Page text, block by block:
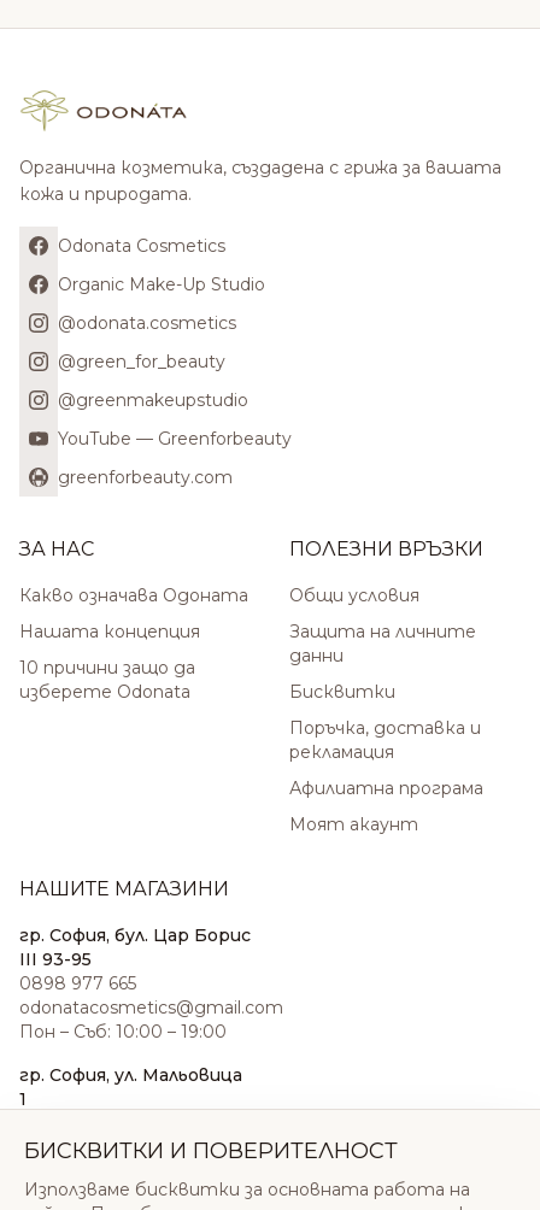
Органична козметика, създадена с грижа за вашата
кожа и природата.
Odonata Cosmetics
Organic Make-Up Studio
@odonata.cosmetics
@green_for_beauty
@greenmakeupstudio
YouTube — Greenforbeauty
greenforbeauty.com
ЗА НАС
Какво означава Одоната
Нашата концепция
10 причини защо да
изберете Odonata
ПОЛЕЗНИ ВРЪЗКИ
Общи условия
Защита на личните
данни
Бисквитки
Поръчка, доставка и
рекламация
Афилиатна програма
Моят акаунт
НАШИТЕ МАГАЗИНИ
гр. София, бул. Цар Борис
III 93-95
0898 977 665
odonatacosmetics@gmail.com
Пон – Съб: 10:00 – 19:00
гр. София, ул. Мальовица
1
sales@odonatacosmetics.com
Нед: 11:00 – 18:00
БИСКВИТКИ И ПОВЕРИТЕЛНОСТ
Използваме бисквитки за основната работа на